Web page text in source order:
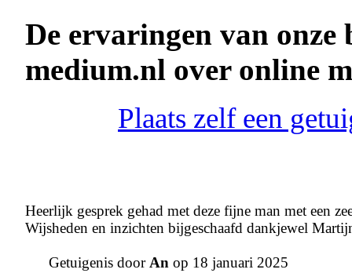
De ervaringen van onze
medium.nl over online
Plaats zelf een
Heerlijk gesprek gehad met deze fijne man met een
Wijsheden en inzichten bijgeschaafd dankjewel
Getuigenis doorAn op 18 januari 2025